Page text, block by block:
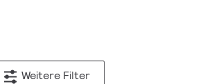
Weitere Filter